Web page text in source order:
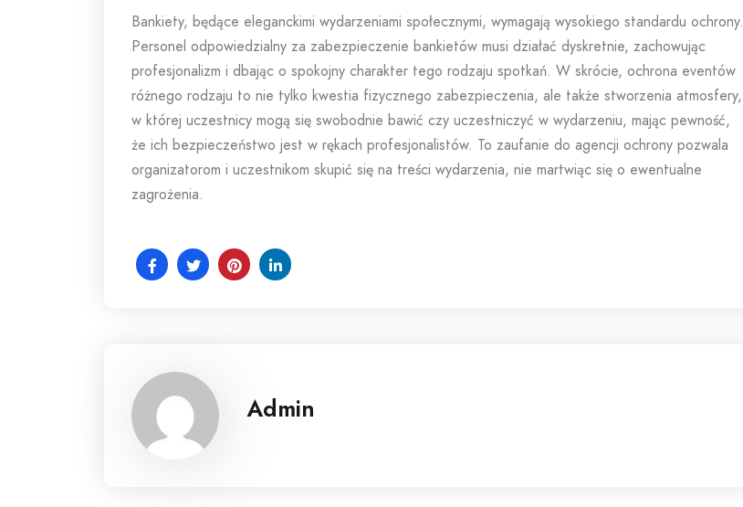
Bankiety, będące eleganckimi wydarzeniami społecznymi, wymagają wysokiego standardu ochrony.
Personel odpowiedzialny za zabezpieczenie bankietów musi działać dyskretnie, zachowując
profesjonalizm i dbając o spokojny charakter tego rodzaju spotkań. W skrócie, ochrona eventów
różnego rodzaju to nie tylko kwestia fizycznego zabezpieczenia, ale także stworzenia atmosfery,
w której uczestnicy mogą się swobodnie bawić czy uczestniczyć w wydarzeniu, mając pewność,
że ich bezpieczeństwo jest w rękach profesjonalistów. To zaufanie do agencji ochrony pozwala
organizatorom i uczestnikom skupić się na treści wydarzenia, nie martwiąc się o ewentualne
zagrożenia.
Admin